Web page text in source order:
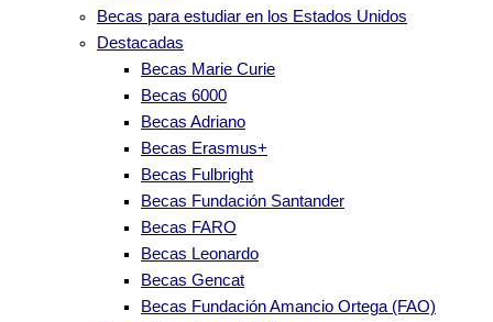
Becas para estudiar en los Estados Unidos
Destacadas
Becas Marie Curie
Becas 6000
Becas Adriano
Becas Erasmus+
Becas Fulbright
Becas Fundación Santander
Becas FARO
Becas Leonardo
Becas Gencat
Becas Fundación Amancio Ortega (FAO)